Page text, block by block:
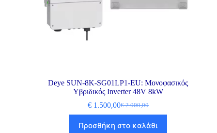
Deye SUN-8K-SG01LP1-EU: Μονοφασικός
Υβριδικός Inverter 48V 8kW
€2.000,00
€1.500,00
Προσθήκη στο καλάθι